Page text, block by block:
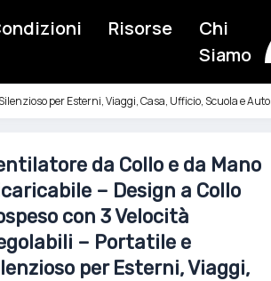
Risorse
Chi
Siamo
per Esterni, Viaggi, Casa, Ufficio, Scuola e Auto
da Collo e da Mano
– Design a Collo
con 3 Velocità
– Portatile e
per Esterni, Viaggi,